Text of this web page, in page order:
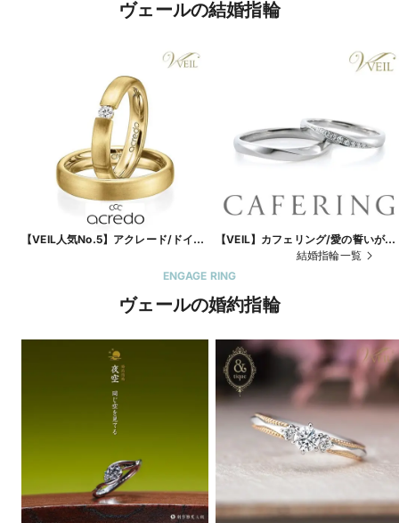
ヴェールの結婚指輪
【VEIL人気No.5】アクレード/ドイツ
リング。互いの指に合った幅でリング
【VEIL】カフェリング/愛の誓いが込
められたマリッジリング
結婚指輪一覧
ENGAGE RING
ヴェールの婚約指輪